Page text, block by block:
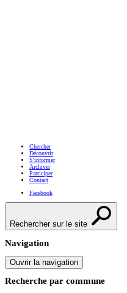
Chercher
Découvrir
S'informer
Archiver
Participer
Contact
Facebook
Rechercher sur le site
Navigation
Ouvrir la navigation
Recherche par commune